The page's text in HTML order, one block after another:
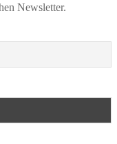
Newsletter.